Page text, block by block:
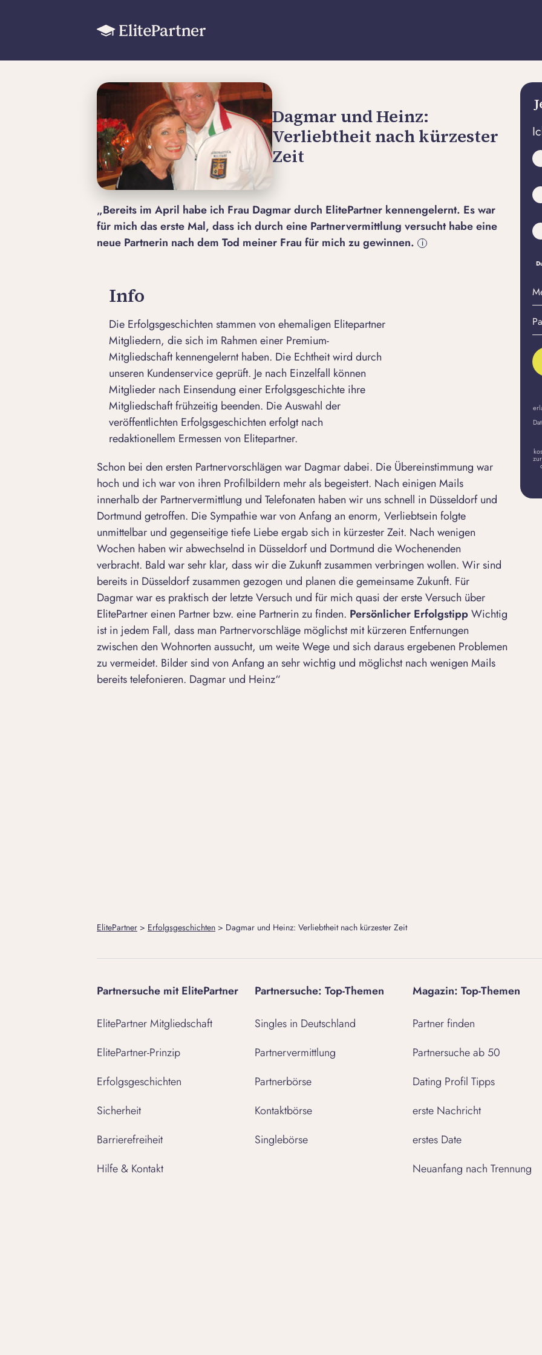
Dagmar und Heinz:
Verliebtheit nach kürzester
Zeit
„Bereits im April habe ich Frau Dagmar durch ElitePartner kennengelernt. Es war
für mich das erste Mal, dass ich durch eine Partnervermittlung versucht habe eine
neue Partnerin nach dem Tod meiner Frau für mich zu gewinnen.
i
Info
Die Erfolgsgeschichten stammen von ehemaligen Elitepartner
Mitgliedern, die sich im Rahmen einer Premium-
Mitgliedschaft kennengelernt haben. Die Echtheit wird durch
unseren Kundenservice geprüft. Je nach Einzelfall können
Mitglieder nach Einsendung einer Erfolgsgeschichte ihre
Mitgliedschaft frühzeitig beenden. Die Auswahl der
veröffentlichten Erfolgsgeschichten erfolgt nach
redaktionellem Ermessen von Elitepartner.
Schon bei den ersten Partnervorschlägen war Dagmar dabei. Die Übereinstimmung war
hoch und ich war von ihren Profilbildern mehr als begeistert. Nach einigen Mails
innerhalb der Partnervermittlung und Telefonaten haben wir uns schnell in Düsseldorf und
Dortmund getroffen. Die Sympathie war von Anfang an enorm, Verliebtsein folgte
unmittelbar und gegenseitige tiefe Liebe ergab sich in kürzester Zeit. Nach wenigen
Wochen haben wir abwechselnd in Düsseldorf und Dortmund die Wochenenden
verbracht. Bald war sehr klar, dass wir die Zukunft zusammen verbringen wollen. Wir sind
bereits in Düsseldorf zusammen gezogen und planen die gemeinsame Zukunft. Für
Dagmar war es praktisch der letzte Versuch und für mich quasi der erste Versuch über
ElitePartner einen Partner bzw. eine Partnerin zu finden. Persönlicher ErfolgstippWichtig
ist in jedem Fall, dass man Partnervorschläge möglichst mit kürzeren Entfernungen
zwischen den Wohnorten aussucht, um weite Wege und sich daraus ergebenen Problemen
zu vermeidet. Bilder sind von Anfang an sehr wichtig und möglichst nach wenigen Mails
bereits telefonieren. Dagmar und Heinz“
E-
ElitePartner > Erfolgsgeschichten > Dagmar und Heinz: Verliebtheit nach kürzester Zeit
Partnersuche mit ElitePartner
ElitePartner Mitgliedschaft
ElitePartner-Prinzip
Erfolgsgeschichten
Sicherheit
Barrierefreiheit
Hilfe & Kontakt
Partnersuche: Top-Themen
Singles in Deutschland
Partnervermittlung
Partnerbörse
Kontaktbörse
Singlebörse
Magazin: Top-Themen
Partner finden
Partnersuche ab 50
Dating Profil Tipps
erste Nachricht
erstes Date
Neuanfang nach Trennung